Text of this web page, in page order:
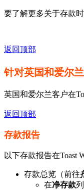
要了解更多关于存款
返回顶部
针对英国和爱尔
英国和爱尔兰客户在
返回顶部
存款报告
以下存款报告在Toast
存款总览（前往
在净存款